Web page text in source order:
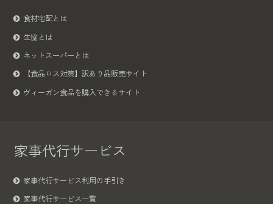
食材宅配とは
生協とは
ネットスーパーとは
【食品ロス対策】訳あり品販売サイト
ヴィーガン食品を購入できるサイト
家事代行サービス
家事代行サービス利用の手引き
家事代行サービス一覧